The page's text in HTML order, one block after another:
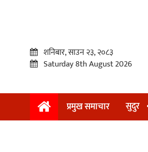
प्रमुख
शनिबार, साउन २३, २०८३
Saturday 8th August 2026
प्रमुख समाचार सुदुर